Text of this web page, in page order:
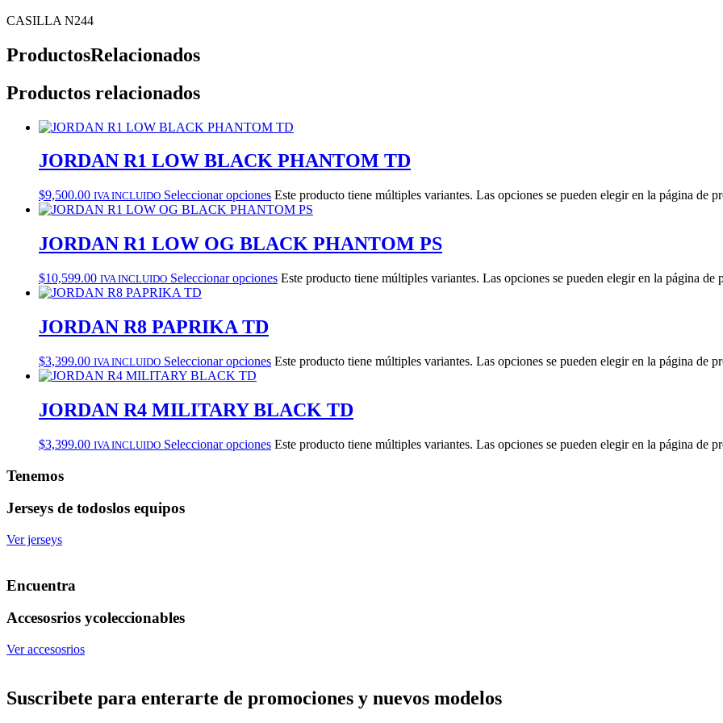
CASILLA N244
ProductosRelacionados
Productos relacionados
JORDAN R1 LOW BLACK PHANTOM TD
$9,500.00 IVA INCLUIDO Seleccionar opciones Este producto tiene múltiples variantes. Las opciones se pueden elegir en la página de
JORDAN R1 LOW OG BLACK PHANTOM PS
$10,599.00 IVA INCLUIDO Seleccionar opciones Este producto tiene múltiples variantes. Las opciones se pueden elegir en la página de
JORDAN R8 PAPRIKA TD
$3,399.00 IVA INCLUIDO Seleccionar opciones Este producto tiene múltiples variantes. Las opciones se pueden elegir en la página de
JORDAN R4 MILITARY BLACK TD
$3,399.00 IVA INCLUIDO Seleccionar opciones Este producto tiene múltiples variantes. Las opciones se pueden elegir en la página de
Tenemos
Jerseys de todoslos equipos
Ver jerseys
Encuentra
Accesosrios ycoleccionables
Ver accesosrios
Suscribete para enterarte de promociones y nuevos modelos